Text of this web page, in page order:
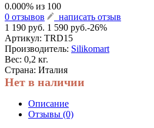
0.000% из 100
0 отзывов
написать отзыв
1 190 руб. 1 590 руб.-26%
Артикул: TRD15
Производитель: Silikomart
Вес: 0,2 кг.
Страна: Италия
Нет в наличии
Описание
Отзывы (0)